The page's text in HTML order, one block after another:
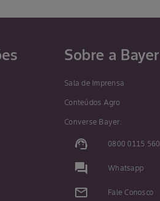
Sobre a Bayer
Sala de Imprensa
Conteúdos Agro
Converse Bayer:
support_agent 0800 0115 560
question_answer Whatsapp
mail_outline Fale Conosco